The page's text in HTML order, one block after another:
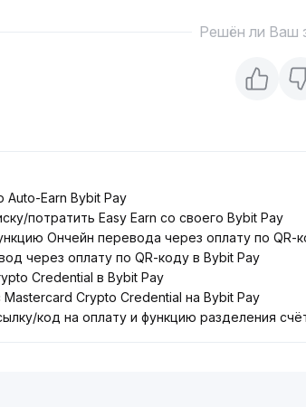
Решён ли Ваш
Earn Bybit Pay
потратить Easy Earn со своего Bybit Pay
Ончейн перевода через оплату по QR-
через оплату по QR-коду в Bybit Pay
Credential в Bybit Pay
Mastercard Crypto Credential на Bybit Pay
код на оплату и функцию разделения